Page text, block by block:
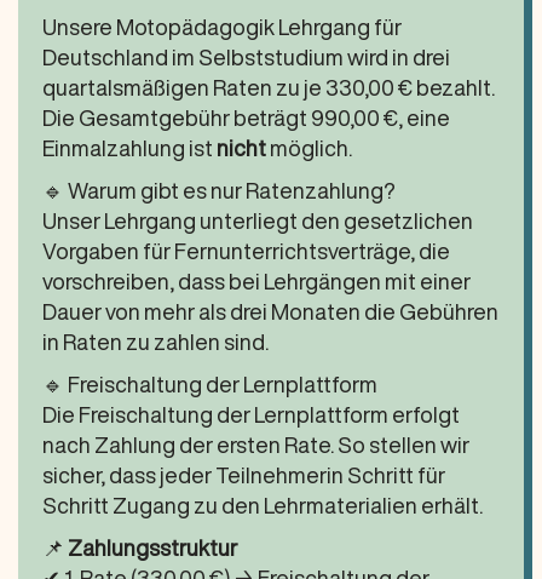
Unsere Motopädagogik Lehrgang für
Deutschland im Selbststudium wird in drei
quartalsmäßigen Raten zu je 330,00 € bezahlt.
Die Gesamtgebühr beträgt 990,00 €, eine
Einmalzahlung ist nicht möglich.
🔹 Warum gibt es nur Ratenzahlung?
Unser Lehrgang unterliegt den gesetzlichen
Vorgaben für Fernunterrichtsverträge, die
vorschreiben, dass bei Lehrgängen mit einer
Dauer von mehr als drei Monaten die Gebühren
in Raten zu zahlen sind.
🔹 Freischaltung der Lernplattform
Die Freischaltung der Lernplattform erfolgt
nach Zahlung der ersten Rate. So stellen wir
sicher, dass jeder Teilnehmerin Schritt für
Schritt Zugang zu den Lehrmaterialien erhält.
📌 Zahlungsstruktur